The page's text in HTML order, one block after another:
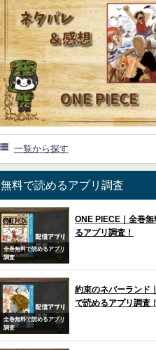
一覧から探す
無料で読めるアプリ調査
全巻無料で読めるアプリ
調査
ONE PIECE｜全巻無
るアプリ調査！
全巻無料で読めるアプリ
調査
約束のネバーランド
で読めるアプリ調査！